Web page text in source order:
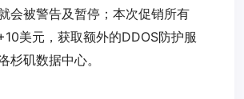
会被警告及暂停；本次促销所有
美元，获取额外的DDOS防护服
杉矶数据中心。